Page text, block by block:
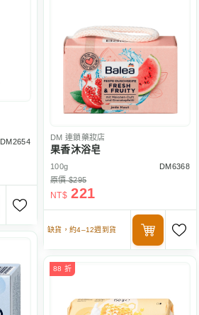
DM2654
DM 連鎖藥妝店
果香沐浴皂
100g
DM6368
原價 $295
NT$ 221
缺貨，約4–12週到貨
88 折